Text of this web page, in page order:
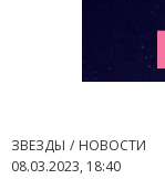
ЗВЕЗДЫ
НОВОСТИ
08.03.2023, 18:40